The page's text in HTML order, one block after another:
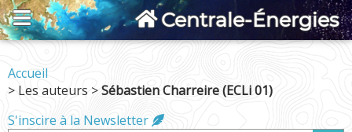
Centrale-Énergies
Accueil
> Les auteurs >Sébastien Charreire (ECLi 01)
S'inscire à la Newsletter